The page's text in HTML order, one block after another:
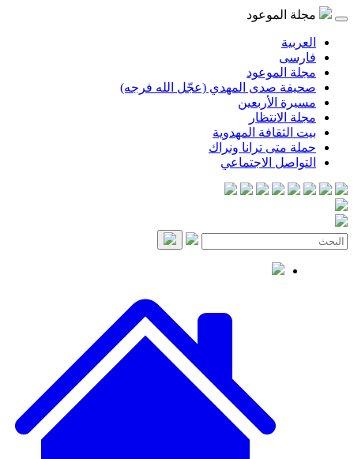
مجلة الموعود
العربية
فارسی
مجلة الموعود
صحيفة صدى المهدي (عجّل الله فرجه)
مسيرة الأربعين
مجلة الانتظار
بيت الثقافة المهدوية
حملة متى ترانا ونراك
التواصل الاجتماعي